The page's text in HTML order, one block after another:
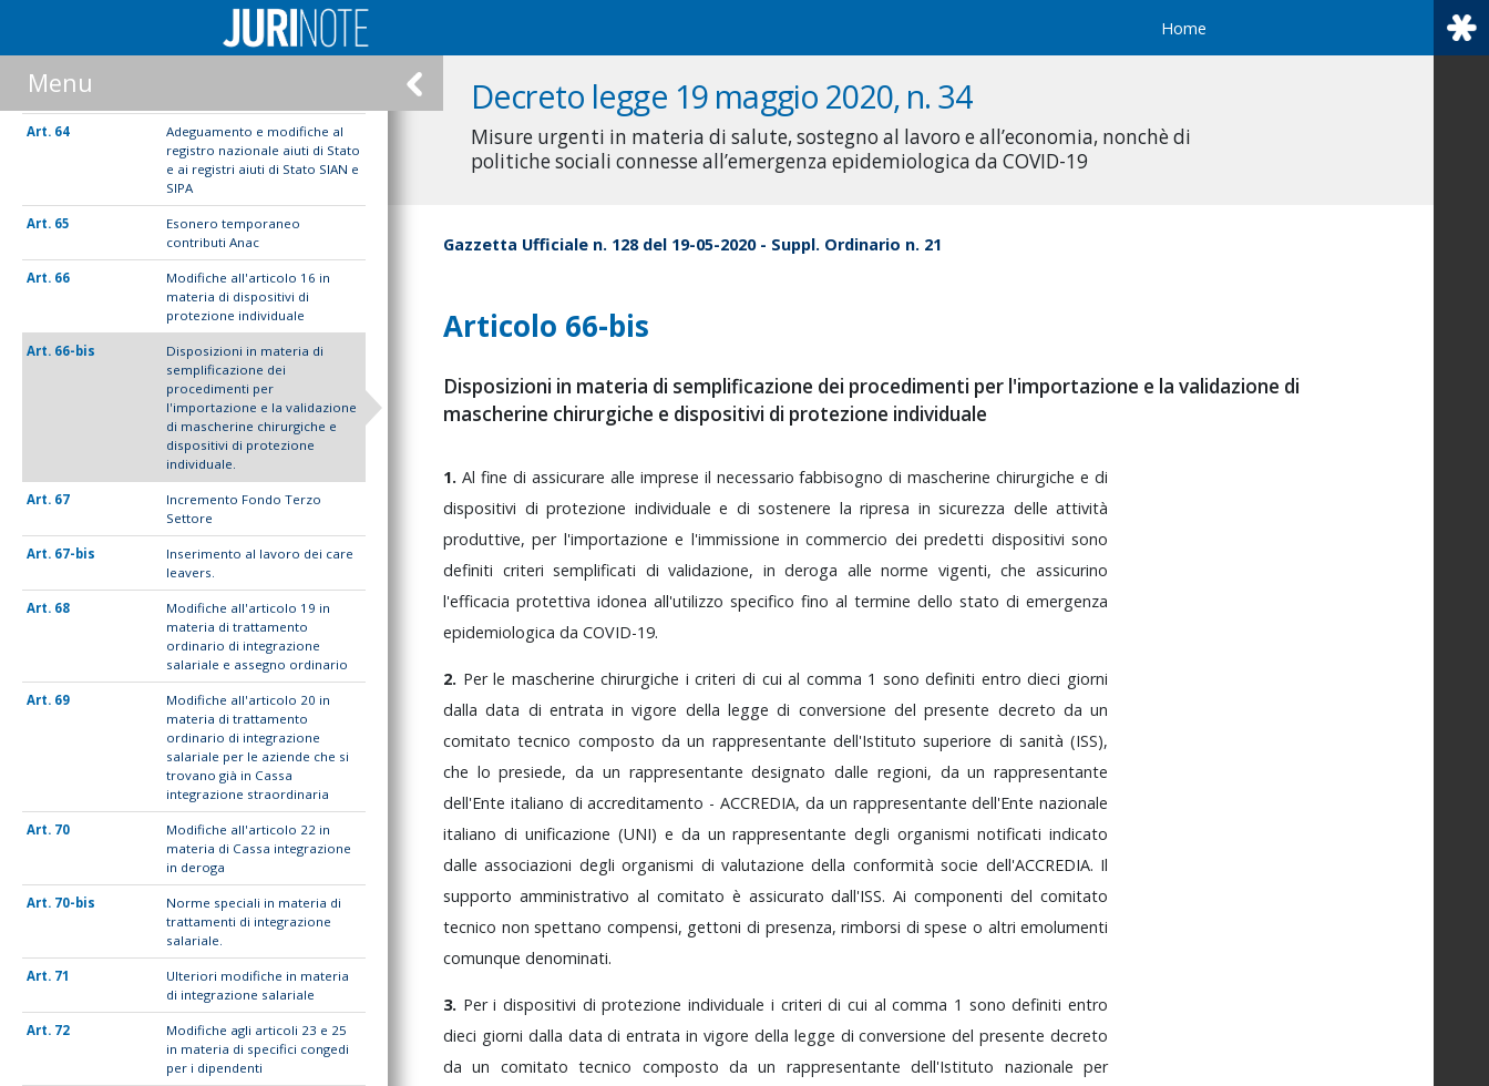
Home
Decreto legge 19 maggio 2020, n. 34
Misure urgenti in materia di salute, sostegno al lavoro e all’economia, nonchè di
politiche sociali connesse all’emergenza epidemiologica da COVID-19
Menu
Disposizioni comuni
Disposizioni finanziarie
63
64
Adeguamento e modifiche al
registro nazionale aiuti di Stato
e ai registri aiuti di Stato SIAN e
SIPA
65
Esonero temporaneo
contributi Anac
66
Modifiche all'articolo 16 in
materia di dispositivi di
protezione individuale
66-bis
Disposizioni in materia di
semplificazione dei
procedimenti per
l'importazione e la validazione
di mascherine chirurgiche e
dispositivi di protezione
individuale.
67
Incremento Fondo Terzo
Settore
67-bis
Inserimento al lavoro dei care
leavers.
68
Modifiche all'articolo 19 in
materia di trattamento
ordinario di integrazione
salariale e assegno ordinario
69
Modifiche all'articolo 20 in
materia di trattamento
ordinario di integrazione
salariale per le aziende che si
trovano già in Cassa
integrazione straordinaria
70
Modifiche all'articolo 22 in
materia di Cassa integrazione
in deroga
70-bis
Norme speciali in materia di
trattamenti di integrazione
salariale.
71
Ulteriori modifiche in materia
di integrazione salariale
72
Modifiche agli articoli 23 e 25
in materia di specifici congedi
per i dipendenti
Gazzetta Ufficiale n. 128 del 19-05-2020 - Suppl. Ordinario n. 21
Articolo 66-bis
Disposizioni in materia di semplificazione dei procedimenti per l'importazione e la validazione di
mascherine chirurgiche e dispositivi di protezione individuale
1. Al fine di assicurare alle imprese il necessariofabbisognodimascherinechirurgicheedi
dispositivi di protezione individuale e di sostenere la ripresa in sicurezza delle attività
produttive,per l'importazionee l'immissioneincommercio deipredetti dispositivisono
definiti criterisemplificati divalidazione, inderoga allenorme vigenti,cheassicurino
l'efficacia protettiva idonea all'utilizzo specifico fino al termine dello stato di emergenza
epidemiologica da COVID-19.
2. Perle mascherinechirurgiche icriteri di cuial comma 1 sonodefiniti entrodieci giorni
dalladata di entratainvigore dellaleggedi conversione delpresente decreto daun
comitatotecnico composto daun rappresentante dell'Istitutosuperiore di sanità(ISS),
che lopresiede,da un rappresentantedesignatodalle regioni, daunrappresentante
dell'Ente italiano diaccreditamento -ACCREDIA, da un rappresentantedell'Entenazionale
italiano di unificazione (UNI) e da unrappresentantedegliorganisminotificatiindicato
dalleassociazioni degliorganismi divalutazionedella conformitàsocie dell'ACCREDIA. Il
supporto amministrativo al comitato è assicuratodall'ISS.Aicomponentidelcomitato
tecnico nonspettano compensi, gettoni di presenza,rimborsi dispese o altriemolumenti
comunque denominati.
3. Peridispositivi diprotezioneindividuale i criteridi cui alcomma 1 sonodefiniti entro
dieci giorni dalla datadientratainvigore della legge diconversionedelpresentedecreto
daun comitatotecnico compostodaun rappresentantedell'Istituto nazionaleper